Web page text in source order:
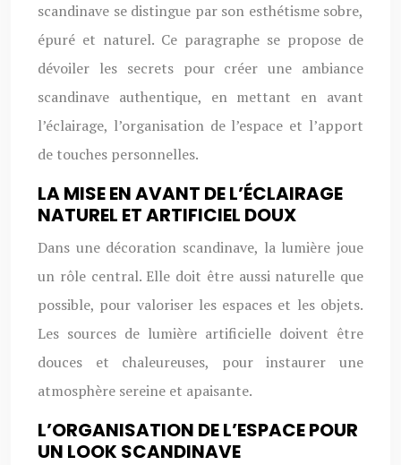
scandinave se distingue par son esthétisme sobre,
épuré et naturel. Ce paragraphe se propose de
dévoiler les secrets pour créer une ambiance
scandinave authentique, en mettant en avant
l’éclairage, l’organisation de l’espace et l’apport
de touches personnelles.
LA MISE EN AVANT DE L’ÉCLAIRAGE
NATUREL ET ARTIFICIEL DOUX
Dans une décoration scandinave, la lumière joue
un rôle central. Elle doit être aussi naturelle que
possible, pour valoriser les espaces et les objets.
Les sources de lumière artificielle doivent être
douces et chaleureuses, pour instaurer une
atmosphère sereine et apaisante.
L’ORGANISATION DE L’ESPACE POUR
UN LOOK SCANDINAVE